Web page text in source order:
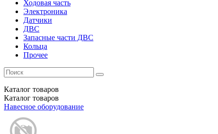
Ходовая часть
Электроника
Датчики
ДВС
Запасные части ДВС
Кольца
Прочее
Каталог товаров
Каталог товаров
Навесное оборудование